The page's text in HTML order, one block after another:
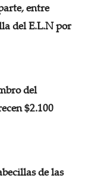
entre
del E.L.N por
del
$2.100
de las